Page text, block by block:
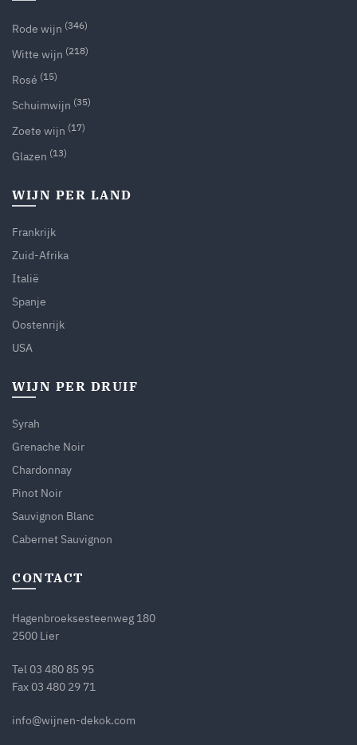
Rode wijn (346)
Witte wijn (218)
Rosé (15)
Schuimwijn (35)
Zoete wijn (17)
Glazen (13)
WIJN PER LAND
Frankrijk
Zuid-Afrika
Italië
Spanje
Oostenrijk
USA
WIJN PER DRUIF
Syrah
Grenache Noir
Chardonnay
Pinot Noir
Sauvignon Blanc
Cabernet Sauvignon
CONTACT
Hagenbroeksesteenweg 180
2500 Lier
Tel 03 480 85 95
Fax 03 480 29 71
info@wijnen-dekok.com